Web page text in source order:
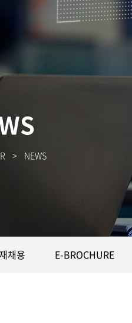
> NEWS
채용 E-BROCHURE